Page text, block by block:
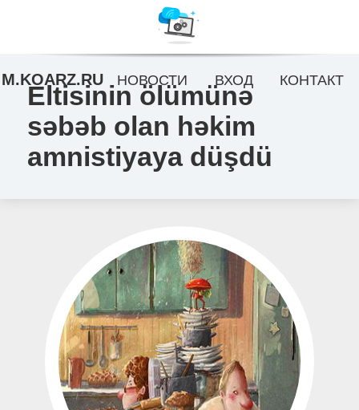
Eltisinin ölümünə
səbəb olan həkim
amnistiyaya düşdü
M.KOARZ.RU НОВОСТИ ВХОД КОНТАКТ